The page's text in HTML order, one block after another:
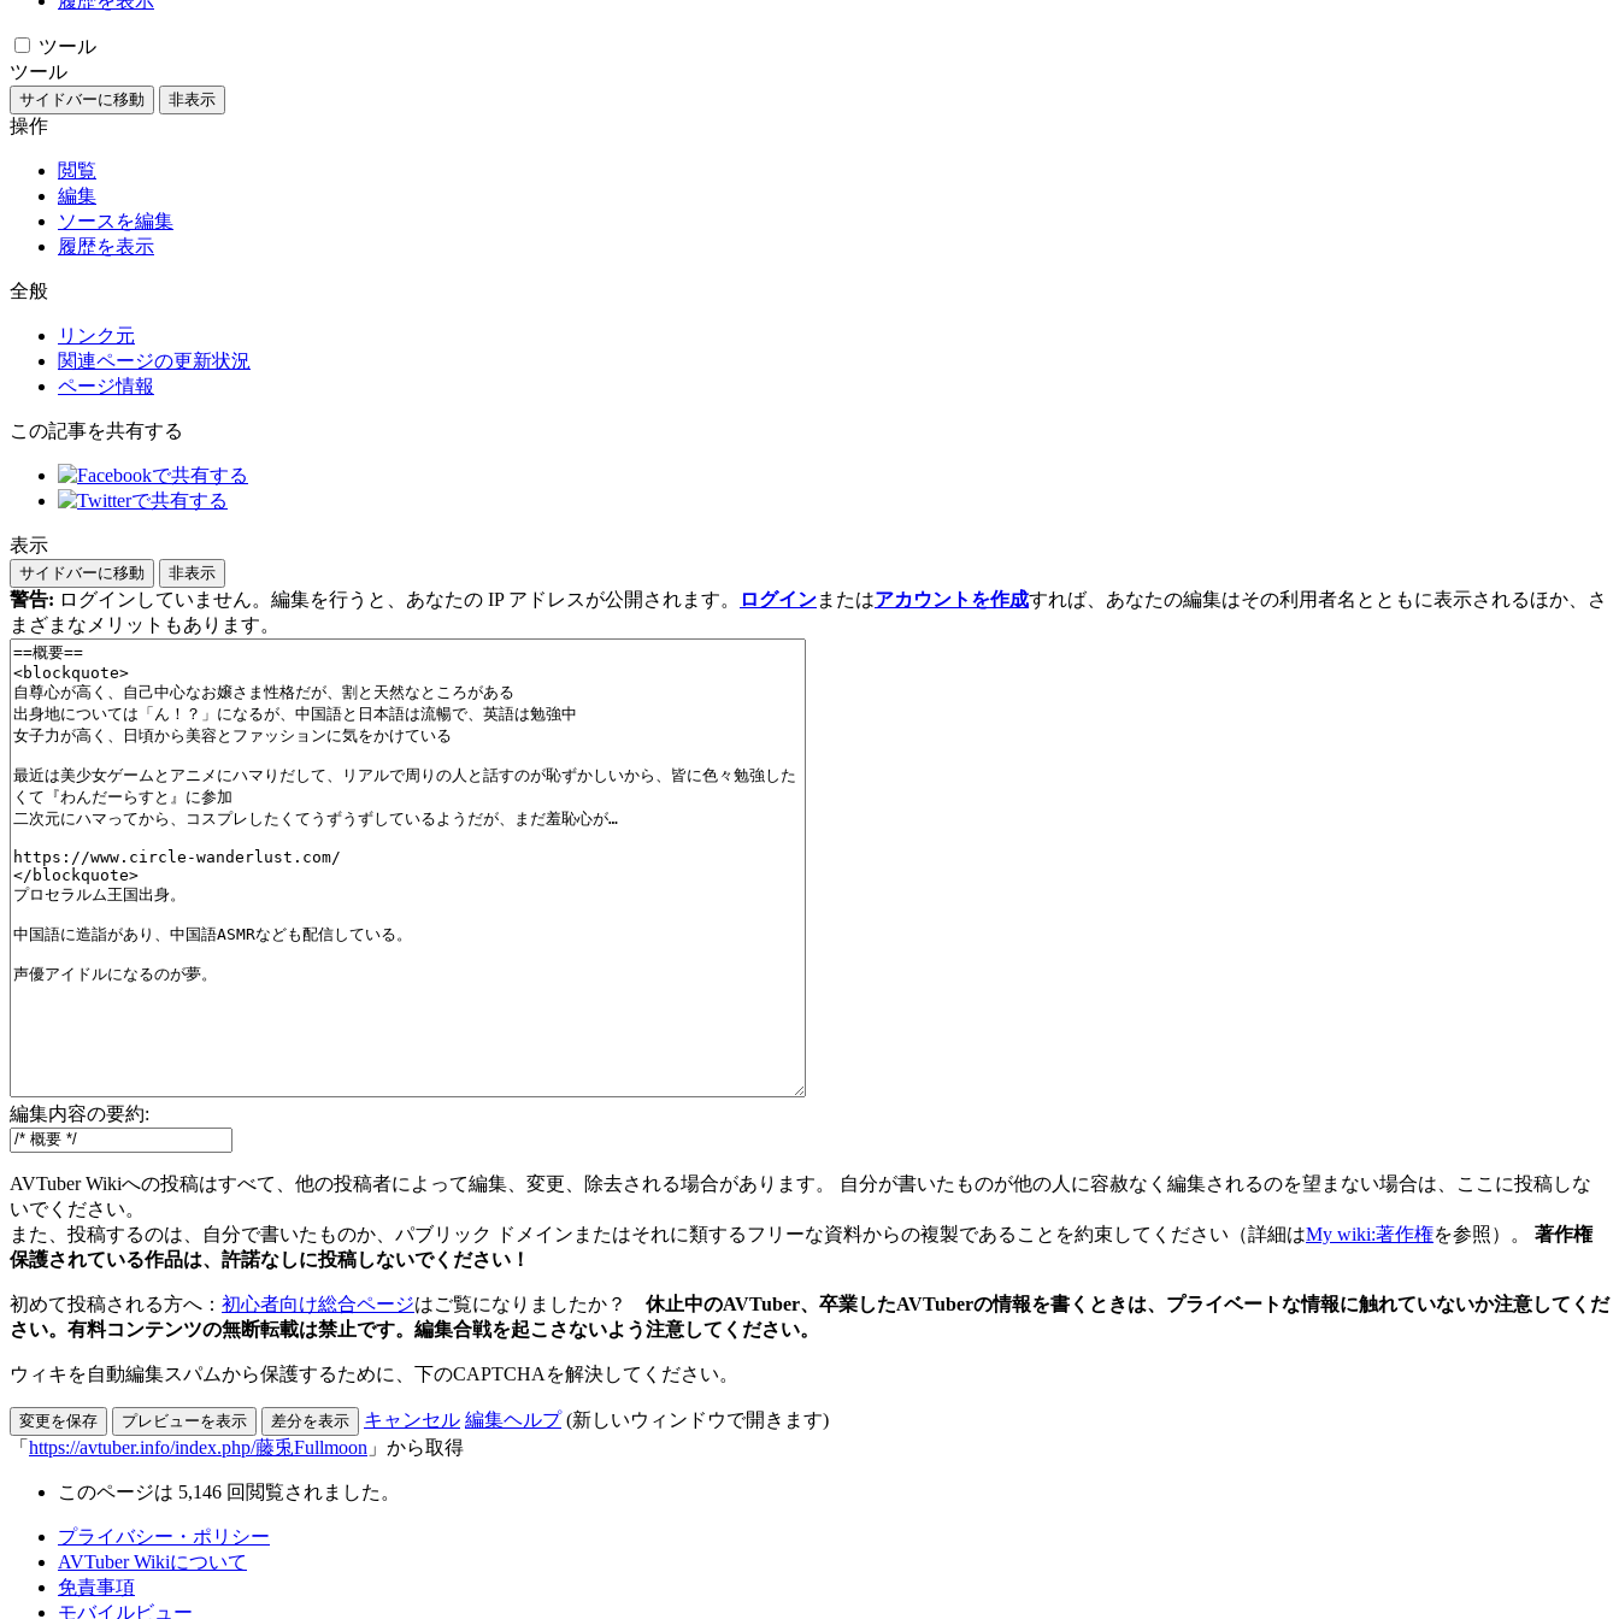
ツール
ツール
サイドバーに移動 非表示
操作
閲覧
編集
ソースを編集
履歴を表示
全般
リンク元
関連ページの更新状況
ページ情報
この記事を共有する
表示
サイドバーに移動 非表示
警告: ログインしていません。編集を行うと、あなたの IP アドレスが公開されます。 ログインまたはアカウントを作成すれば、あなたの編集はその利用者名とともに表示されるほか、さ
まざまなメリットもあります。
編集内容の要約:
AVTuber Wikiへの投稿はすべて、他の投稿者によって編集、変更、除去される場合があります。 自分が書いたものが他の人に容赦なく編集されるのを望まない場合は、ここに投稿しな
いでください。
また、投稿するのは、自分で書いたものか、パブリック ドメインまたはそれに類するフリーな資料からの複製であることを約束してください（詳細はMy wiki:著作権を参照）。 著作権
保護されている作品は、許諾なしに投稿しないでください！
初めて投稿される方へ： 初心者向け総合ページはご覧になりましたか？ 休止中のAVTuber、卒業したAVTuberの情報を書くときは、プライベートな情報に触れていないか注意してくだ
さい。有料コンテンツの無断転載は禁止です。編集合戦を起こさないよう注意してください。
ウィキを自動編集スパムから保護するために、下のCAPTCHAを解決してください。
キャンセル 編集ヘルプ(新しいウィンドウで開きます)
「 https://avtuber.info/index.php/藤兎Fullmoon 」から取得
このページは 5,146 回閲覧されました。
プライバシー・ポリシー
AVTuber Wikiについて
免責事項
モバイルビュー